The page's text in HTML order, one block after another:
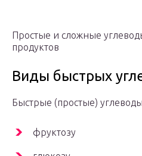
Простые и сложные
продуктов
Виды быстрых
Быстрые (простые)
фруктозу